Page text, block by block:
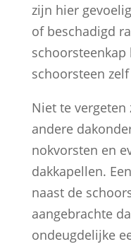
zijn hier
of beschadigd
schoorsteen
Niet te
andere
nokvorsten en
dakkapellen.
naast de
aangebrachte
ondeugdelijke